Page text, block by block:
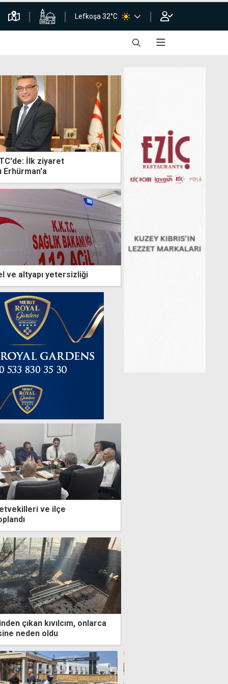
Lefkoşa 32°C
İlk ziyaret
Erhürman'a
ve altyapı yetersizliği
ve ilçe
çıkan kıvılcım, onlarca
neden oldu